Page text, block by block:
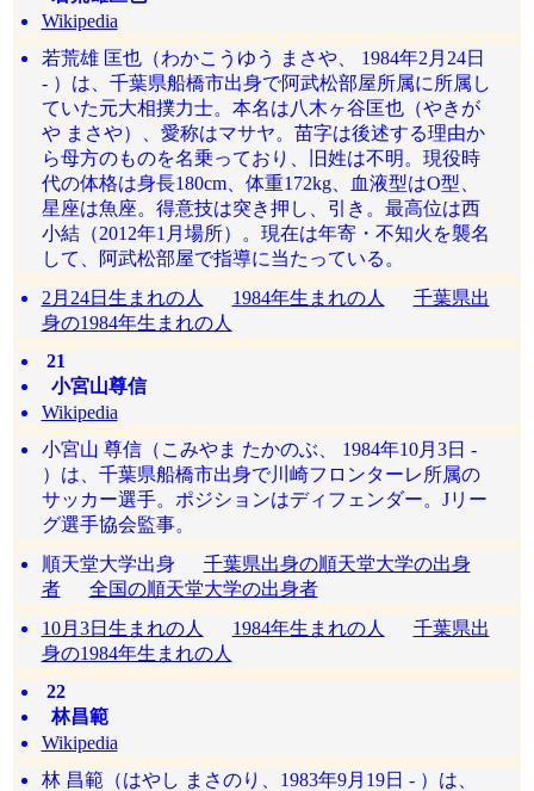
Wikipedia
若荒雄 匡也（わかこうゆう まさや、 1984年2月24日
- ）は、千葉県船橋市出身で阿武松部屋所属に所属し
ていた元大相撲力士。本名は八木ヶ谷匡也（やきが
や まさや）、愛称はマサヤ。苗字は後述する理由か
ら母方のものを名乗っており、旧姓は不明。現役時
代の体格は身長180cm、体重172kg、血液型はO型、
星座は魚座。得意技は突き押し、引き。最高位は西
小結（2012年1月場所）。現在は年寄・不知火を襲名
して、阿武松部屋で指導に当たっている。
2月24日生まれの人
1984年生まれの人
千葉県出
身の1984年生まれの人
21
小宮山尊信
Wikipedia
小宮山 尊信（こみやま たかのぶ、 1984年10月3日 -
）は、千葉県船橋市出身で川崎フロンターレ所属の
サッカー選手。ポジションはディフェンダー。Jリー
グ選手協会監事。
順天堂大学出身 千葉県出身の順天堂大学の出身
者
全国の順天堂大学の出身者
10月3日生まれの人
1984年生まれの人
千葉県出
身の1984年生まれの人
22
林昌範
Wikipedia
林 昌範（はやし まさのり、1983年9月19日 - ）は、